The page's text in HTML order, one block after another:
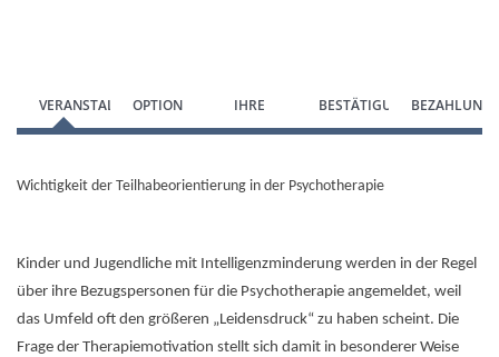
VERANSTALTUNGOPTION IHRE BESTÄTIGUNG BEZAHLUNG
Wichtigkeit der Teilhabeorientierung in der Psychotherapie
Kinder und Jugendliche mit Intelligenzminderung werden in der Regel
über ihre Bezugspersonen für die Psychotherapie angemeldet, weil
das Umfeld oft den größeren „Leidensdruck“ zu haben scheint. Die
Frage der Therapiemotivation stellt sich damit in besonderer Weise